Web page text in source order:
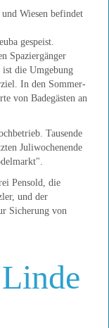
Wiesen befindet
gespeist.
Spaziergänger
die Umgebung
In den Sommer-
von Badegästen an
Tausende
Juliwochenende
Pensold, die
und der
Sicherung von